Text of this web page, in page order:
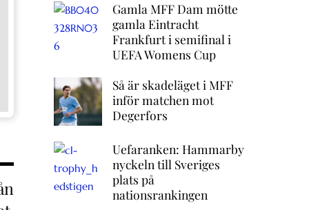
Gamla MFF Dam mötte
gamla Eintracht
Frankfurt i semifinal i
UEFA Womens Cup
Så är skadeläget i MFF
inför matchen mot
Degerfors
Uefaranken: Hammarby
nyckeln till Sveriges
plats på
nationsrankingen